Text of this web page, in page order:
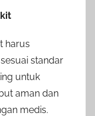
harus
standar
untuk
aman dan
medis.